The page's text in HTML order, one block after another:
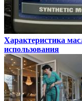
Характеристика
использования